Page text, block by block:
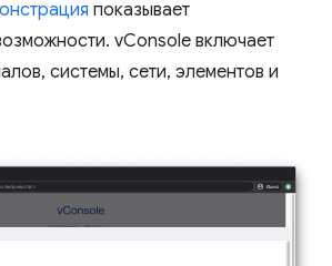
показывает
vConsole включает
системы, сети, элементов и